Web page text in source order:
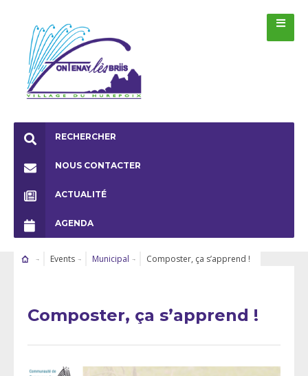
RECHERCHER
NOUS CONTACTER
ACTUALITÉ
AGENDA
Events Municipal Composter, ça s’apprend !
Composter, ça s’apprend !